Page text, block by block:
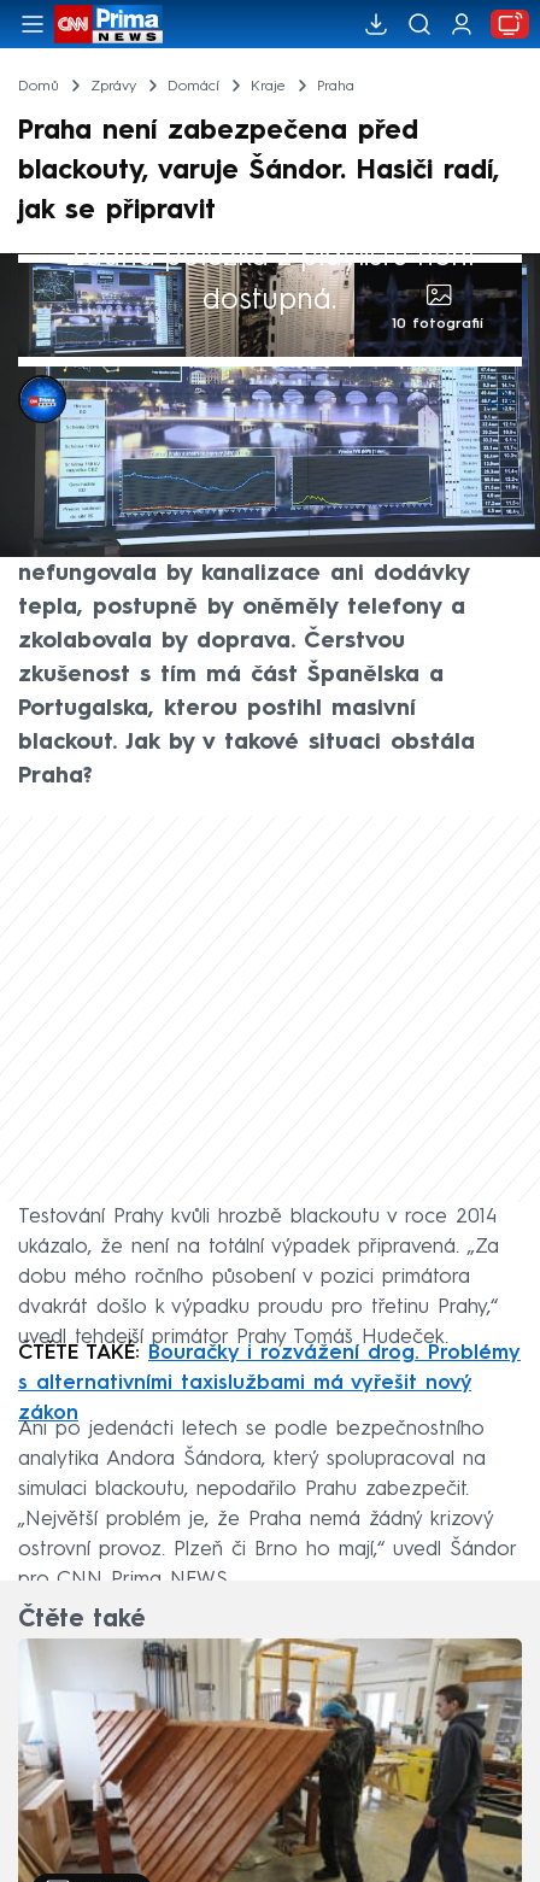
Domů Zprávy Domácí Kraje Praha
Praha není zabezpečena před
blackouty, varuje Šándor. Hasiči radí,
jak se připravit
Žádná položka z playlistu není
dostupná.
10 fotografií
Pavlína Fabiánová
2. kvě 2025, 06:59
Chystáte si jídlo, sledujete televizi, máte
zapnutou pračku a náhle vypadne proud.
Na mnoha místech by netekla voda,
nefungovala by kanalizace ani dodávky
tepla, postupně by oněměly telefony a
zkolabovala by doprava. Čerstvou
zkušenost s tím má část Španělska a
Portugalska, kterou postihl masivní
blackout. Jak by v takové situaci obstála
Praha?
Testování Prahy kvůli hrozbě blackoutu v roce 2014
ukázalo, že není na totální výpadek připravená. „Za
dobu mého ročního působení v pozici primátora
dvakrát došlo k výpadku proudu pro třetinu Prahy,“
uvedl tehdejší primátor Prahy Tomáš Hudeček.
ČTĚTE TAKÉ:
Bouračky i rozvážení drog. Problémy
s alternativními taxislužbami má vyřešit nový
zákon
Ani po jedenácti letech se podle bezpečnostního
analytika Andora Šándora, který spolupracoval na
simulaci blackoutu, nepodařilo Prahu zabezpečit.
„Největší problém je, že Praha nemá žádný krizový
ostrovní provoz. Plzeň či Brno ho mají,“ uvedl Šándor
pro CNN Prima NEWS.
Čtěte také